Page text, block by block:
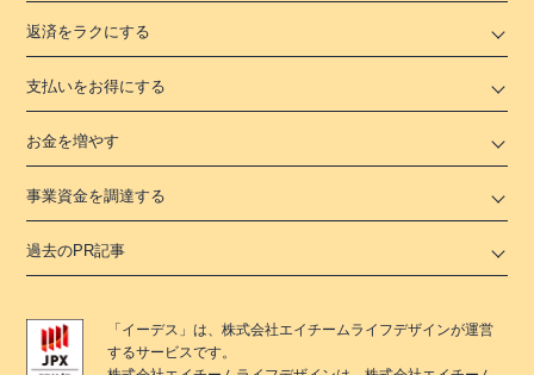
返済をラクにする
支払いをお得にする
お金を増やす
事業資金を調達する
過去のPR記事
「 イーデス 」は、株式会社エイチームライフデザインが運営
するサービスです。